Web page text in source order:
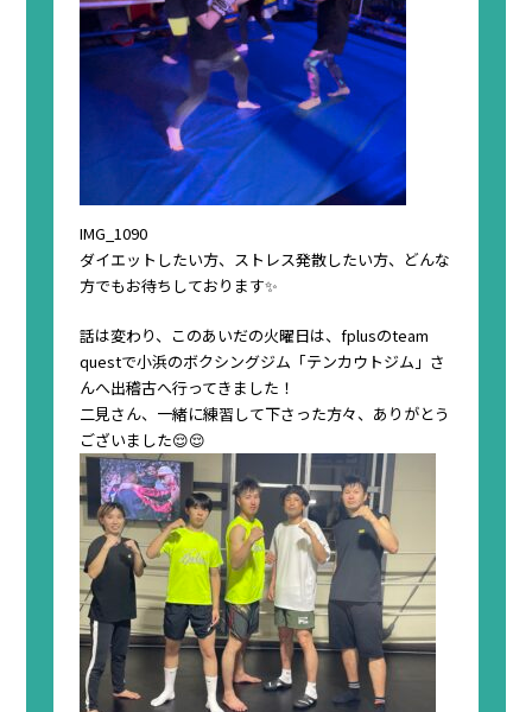
IMG_1090
ダイエットしたい方、ストレス発散したい方、どんな
方でもお待ちしております✨
話は変わり、このあいだの火曜日は、fplusのteam
questで小浜のボクシングジム「テンカウトジム」さ
んへ出稽古へ行ってきました！
二見さん、一緒に練習して下さった方々、ありがとう
ございました😌😌